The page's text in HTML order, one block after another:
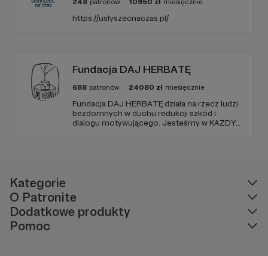
W tym miejscu powinna być zewnętrzna
treść
248 patronów 10950 zł miesięcznie
https://uslyszecnaczas.pl/
Fundacja DAJ HERBATĘ
688 patronów 24080 zł miesięcznie
Fundacja DAJ HERBATĘ działa na rzecz ludzi
bezdomnych w duchu redukcji szkód i
dialogu motywującego. Jesteśmy w KAŻDY
Kategorie
O Patronite
Dodatkowe produkty
Pomoc